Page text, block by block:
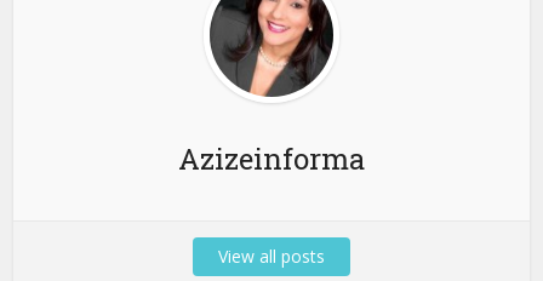
Azizeinforma
View all posts